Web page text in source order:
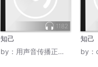
1182
知己
by： 用声音传播正能量
知己
by：